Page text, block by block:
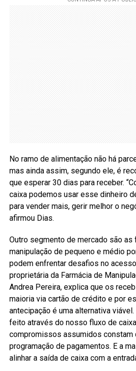
No ramo de alimentação não há
mas ainda assim, segundo ele, é
que esperar 30 dias para receber.
caixa podemos usar esse dinheiro
para vender mais, gerir melhor o
afirmou Dias.
Outro segmento de mercado são as
manipulação de pequeno e médio
podem enfrentar desafios no
proprietária da Farmácia de
Andrea Pereira, explica que os
maioria via cartão de crédito e por
antecipação é uma alternativa
feito através do nosso fluxo de
compromissos assumidos constam
programação de pagamentos. E a
alinhar a saída de caixa com a